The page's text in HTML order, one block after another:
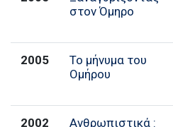
στον Όμηρο
2005
Το μήνυμα του
Ομήρου
2002
Ανθρωπιστικά :